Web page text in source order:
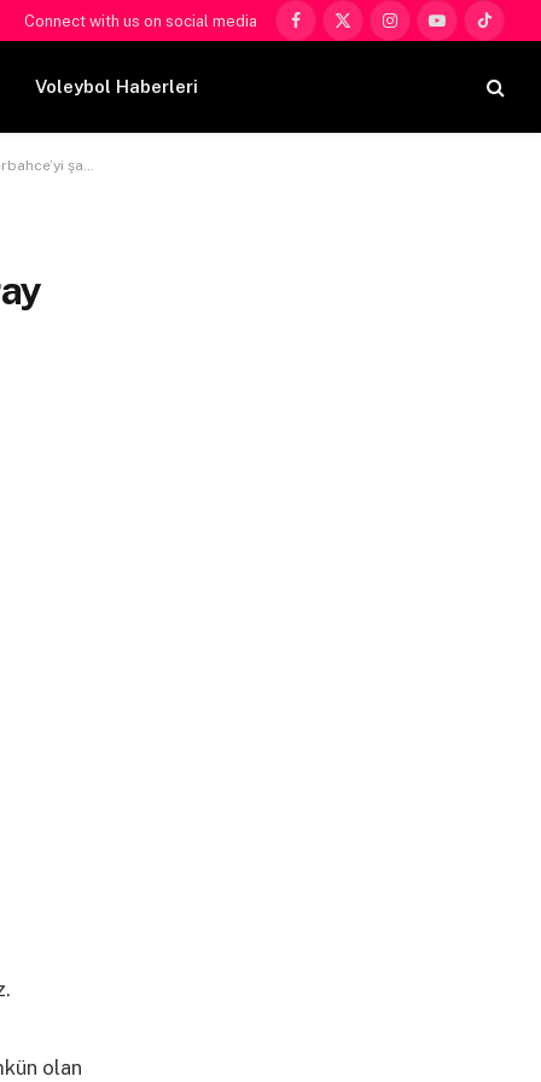
Connect with us on social media
Facebook
X
InstagramYouTubeTikTok
Voleybol Haberleri
şaşırttı
olan